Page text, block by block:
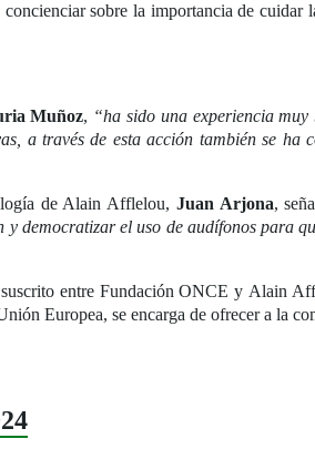
sobre la importancia de
Muñoz, “ha sido una experiencia
a través de esta acción también se
de Alain Afflelou, Juan Arjona,
democratizar el uso de audífonos para
entre Fundación ONCE y Alain
Europea, se encarga de ofrecer a la